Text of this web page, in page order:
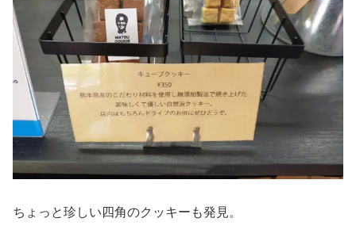
ちょっと珍しい四角のクッキーも発見。